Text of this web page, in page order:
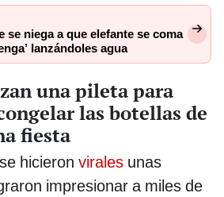
se niega a que elefante se coma
lanzándoles agua
una pileta para
las botellas de
fiesta
se hicieron virales unas
impresionar a miles de